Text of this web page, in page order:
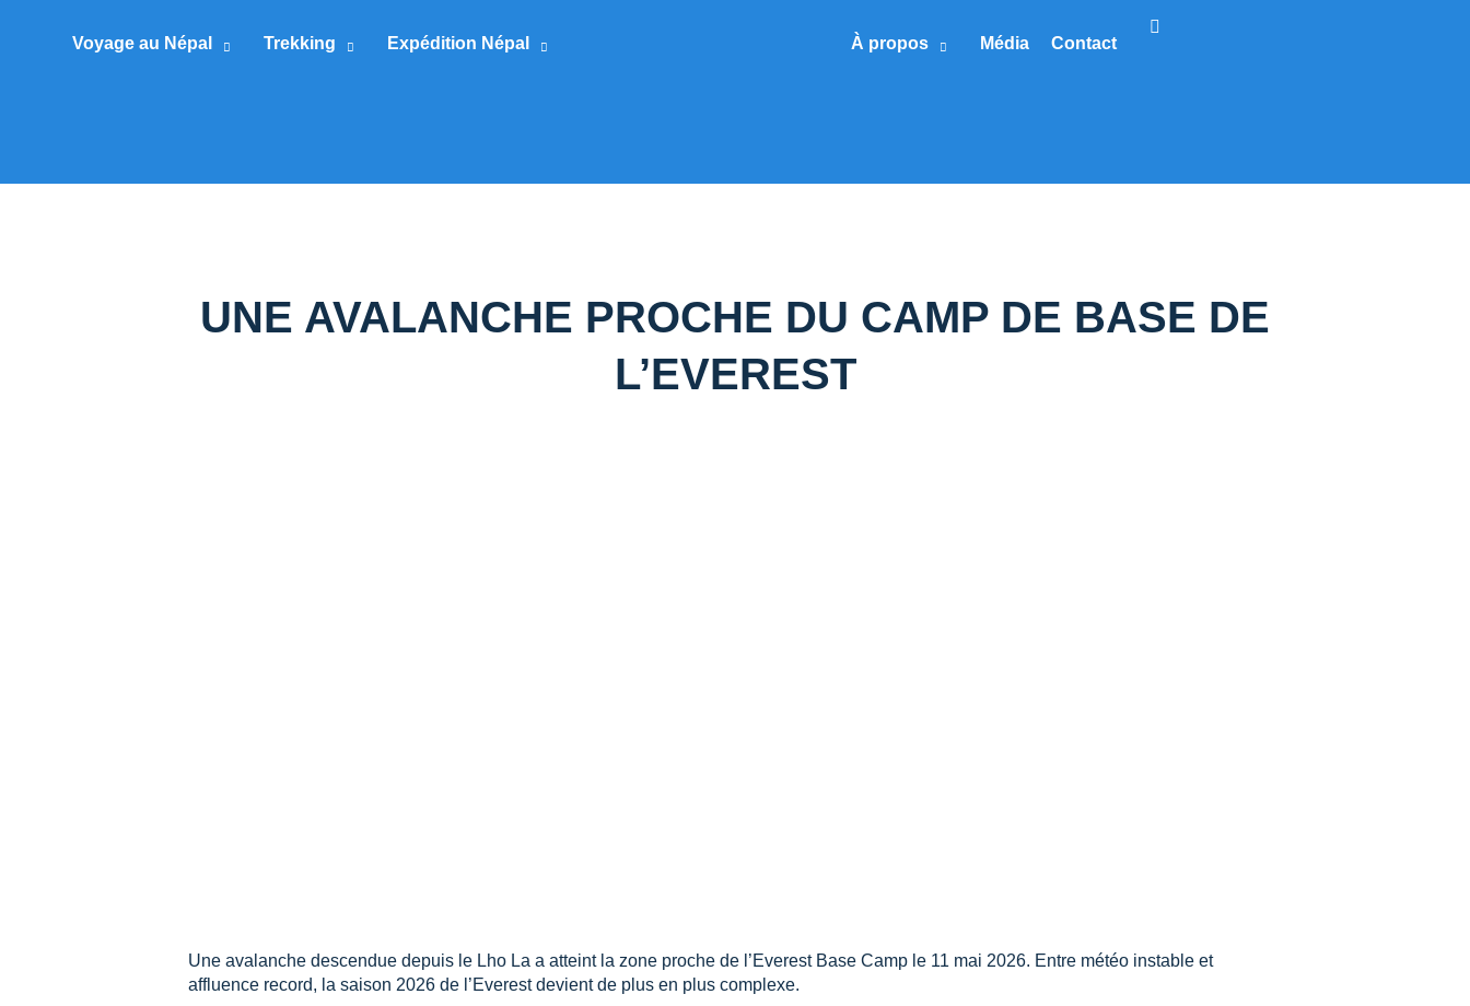
Voyage au Népal Trekking Expédition Népal À propos Média Contact
UNE AVALANCHE PROCHE DU CAMP DE BASE DE
L’EVEREST
Une avalanche descendue depuis le Lho La a atteint la zone proche de l’Everest Base Camp le 11 mai 2026. Entre météo instable et
affluence record, la saison 2026 de l’Everest devient de plus en plus complexe.